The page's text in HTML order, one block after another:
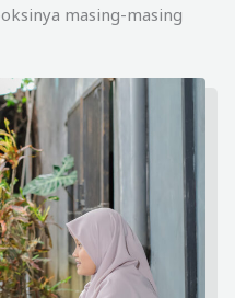
masing-masing